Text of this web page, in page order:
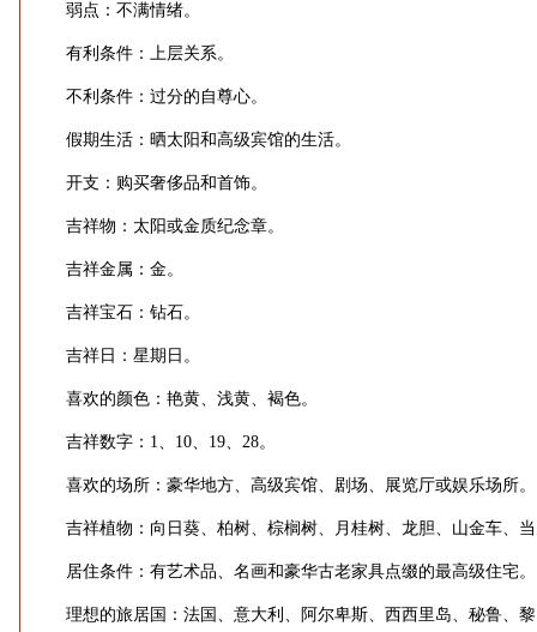
弱点：不满情绪。
有利条件：上层关系。
不利条件：过分的自尊心。
假期生活：晒太阳和高级宾馆的生活。
开支：购买奢侈品和首饰。
吉祥物：太阳或金质纪念章。
吉祥金属：金。
吉祥宝石：钻石。
吉祥日：星期日。
喜欢的颜色：艳黄、浅黄、褐色。
吉祥数字：1、10、19、28。
喜欢的场所：豪华地方、高级宾馆、剧场、展览厅或娱乐场所。
吉祥植物：向日葵、柏树、棕榈树、月桂树、龙胆、山金车、当
居住条件：有艺术品、名画和豪华古老家具点缀的最高级住宅。
理想的旅居国：法国、意大利、阿尔卑斯、西西里岛、秘鲁、